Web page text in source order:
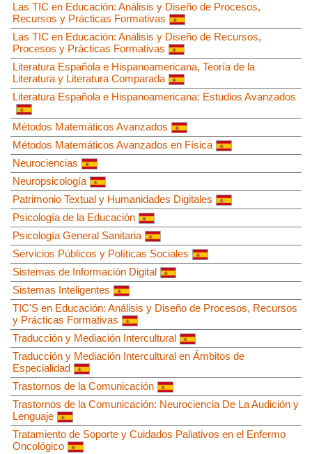
Las TIC en Educación: Análisis y Diseño de Procesos,
Recursos y Prácticas Formativas
Las TIC en Educación: Análisis y Diseño de Recursos,
Procesos y Prácticas Formativas
Literatura Española e Hispanoamericana, Teoría de la
Literatura y Literatura Comparada
Literatura Española e Hispanoamericana: Estudios Avanzados
Métodos Matemáticos Avanzados
Métodos Matemáticos Avanzados en Física
Neurociencias
Neuropsicología
Patrimonio Textual y Humanidades Digitales
Psicología de la Educación
Psicología General Sanitaria
Servicios Públicos y Políticas Sociales
Sistemas de Información Digital
Sistemas Inteligentes
TIC'S en Educación: Análisis y Diseño de Procesos, Recursos
y Prácticas Formativas
Traducción y Mediación Intercultural
Traducción y Mediación Intercultural en Ámbitos de
Especialidad
Trastornos de la Comunicación
Trastornos de la Comunicación: Neurociencia De La Audición y
Lenguaje
Tratamiento de Soporte y Cuidados Paliativos en el Enfermo
Oncológico